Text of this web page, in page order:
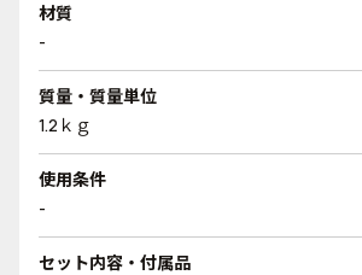
材質
-
質量・質量単位
1.2ｋｇ
使用条件
-
セット内容・付属品